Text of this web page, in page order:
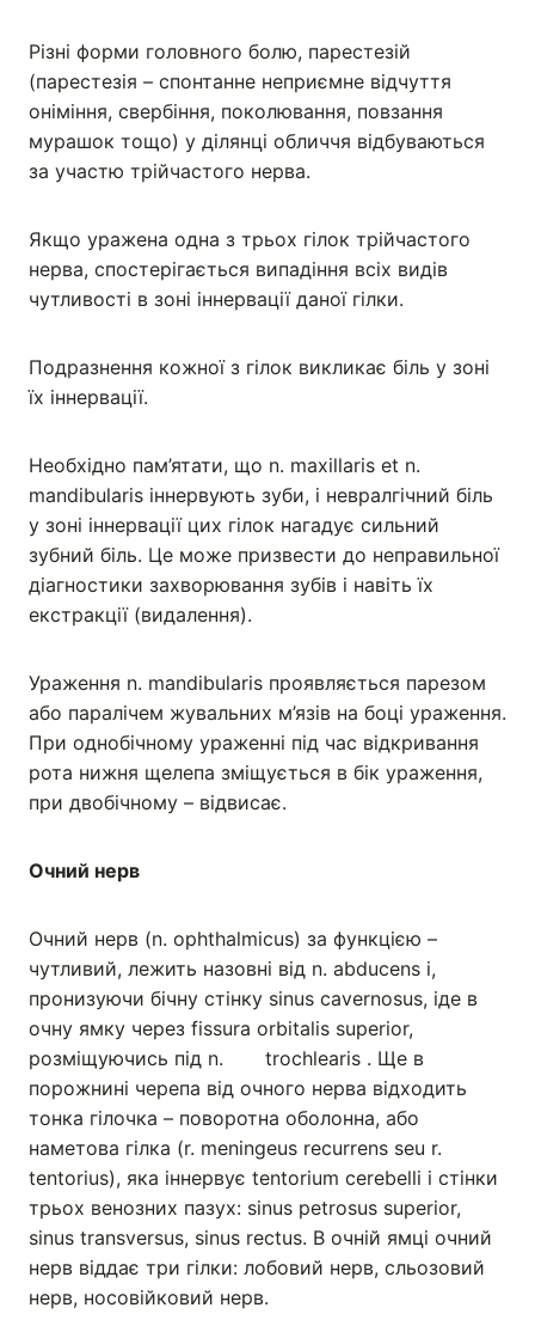
Різні форми головного болю, парестезій
(парестезія – спонтанне неприємне відчуття
оніміння, свербіння, поколювання, повзання
мурашок тощо) у ділянці обличчя відбуваються
за участю трійчастого нерва.
Якщо уражена одна з трьох гілок трійчастого
нерва, спостерігається випадіння всіх видів
чутливості в зоні іннервації даної гілки.
Подразнення кожної з гілок викликає біль у зоні
їх іннервації.
Необхідно пам’ятати, що n. maxillaris et n.
mandibularis іннервують зуби, і невралгічний біль
у зоні іннервації цих гілок нагадує сильний
зубний біль. Це може призвести до неправильної
діагностики захворювання зубів і навіть їх
екстракції (видалення).
Ураження n. mandibularis проявляється парезом
або паралічем жувальних м’язів на боці ураження.
При однобічному ураженні під час відкривання
рота нижня щелепа зміщується в бік ураження,
при двобічному – відвисає.
Очний нерв
Очний нерв (n. ophthalmicus) за функцією –
чутливий, лежить назовні від n. abducens i,
пронизуючи бічну стінку sinus cavernosus, іде в
очну ямку через fissura orbitalis superior,
розміщуючись під n. trochlearis . Ще в
порожнині черепа від очного нерва відходить
тонка гілочка – поворотна оболонна, або
наметова гілка (r. meningeus recurrens seu r.
tentorius), яка іннервує tentorium cerebelli i стінки
трьох венозних пазух: sinus petrosus superior,
sinus transversus, sinus rectus. В очній ямці очний
нерв віддає три гілки: лобовий нерв, сльозовий
нерв, носовійковий нерв.